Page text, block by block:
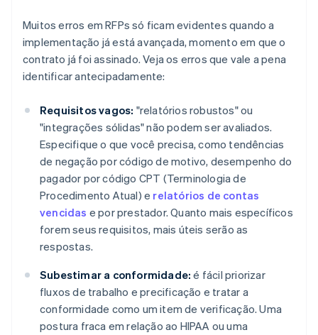
Muitos erros em RFPs só ficam evidentes quando a
implementação já está avançada, momento em que o
contrato já foi assinado. Veja os erros que vale a pena
identificar antecipadamente:
Requisitos vagos: "relatórios robustos" ou
"integrações sólidas" não podem ser avaliados.
Especifique o que você precisa, como tendências
de negação por código de motivo, desempenho do
pagador por código CPT (Terminologia de
Procedimento Atual) e relatórios de contas
vencidas e por prestador. Quanto mais específicos
forem seus requisitos, mais úteis serão as
respostas.
Subestimar a conformidade: é fácil priorizar
fluxos de trabalho e precificação e tratar a
conformidade como um item de verificação. Uma
postura fraca em relação ao HIPAA ou uma